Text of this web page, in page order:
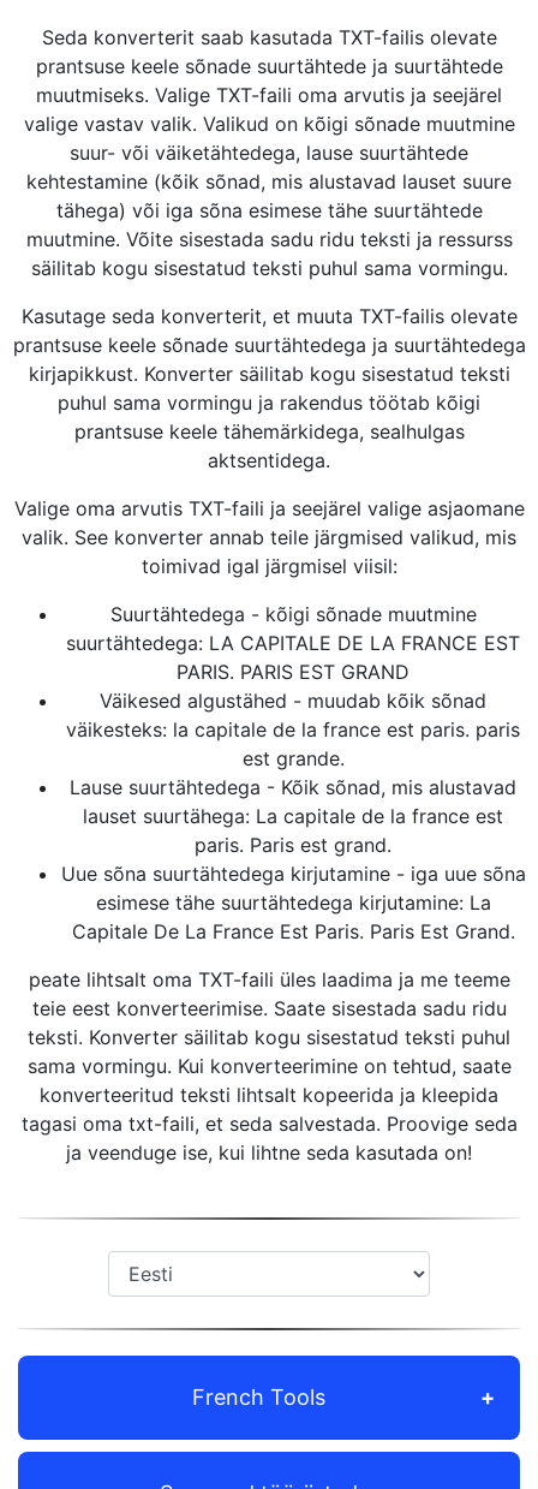
Seda konverterit saab kasutada TXT-failis olevate
prantsuse keele sõnade suurtähtede ja suurtähtede
muutmiseks. Valige TXT-faili oma arvutis ja seejärel
valige vastav valik. Valikud on kõigi sõnade muutmine
suur- või väiketähtedega, lause suurtähtede
kehtestamine (kõik sõnad, mis alustavad lauset suure
tähega) või iga sõna esimese tähe suurtähtede
muutmine. Võite sisestada sadu ridu teksti ja ressurss
säilitab kogu sisestatud teksti puhul sama vormingu.
Kasutage seda konverterit, et muuta TXT-failis olevate
prantsuse keele sõnade suurtähtedega ja suurtähtedega
kirjapikkust. Konverter säilitab kogu sisestatud teksti
puhul sama vormingu ja rakendus töötab kõigi
prantsuse keele tähemärkidega, sealhulgas
aktsentidega.
Valige oma arvutis TXT-faili ja seejärel valige asjaomane
valik. See konverter annab teile järgmised valikud, mis
toimivad igal järgmisel viisil:
Suurtähtedega - kõigi sõnade muutmine
suurtähtedega: LA CAPITALE DE LA FRANCE EST
PARIS. PARIS EST GRAND
Väikesed algustähed - muudab kõik sõnad
väikesteks: la capitale de la france est paris. paris
est grande.
Lause suurtähtedega - Kõik sõnad, mis alustavad
lauset suurtähega: La capitale de la france est
paris. Paris est grand.
Uue sõna suurtähtedega kirjutamine - iga uue sõna
esimese tähe suurtähtedega kirjutamine: La
Capitale De La France Est Paris. Paris Est Grand.
peate lihtsalt oma TXT-faili üles laadima ja me teeme
teie eest konverteerimise. Saate sisestada sadu ridu
teksti. Konverter säilitab kogu sisestatud teksti puhul
sama vormingu. Kui konverteerimine on tehtud, saate
konverteeritud teksti lihtsalt kopeerida ja kleepida
tagasi oma txt-faili, et seda salvestada. Proovige seda
ja veenduge ise, kui lihtne seda kasutada on!
French Tools